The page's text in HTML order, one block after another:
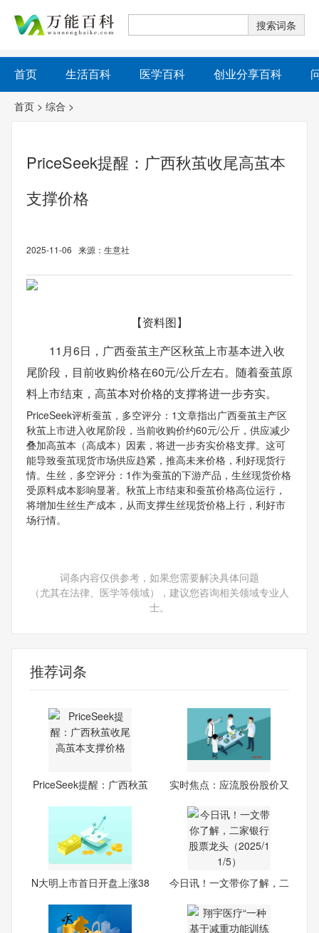
首页 生活百科 医学百科 创业分享百科
首页 > 综合 >
PriceSeek提醒：广西秋茧收尾高茧本
支撑价格
2025-11-06 来源：生意社
【资料图】
11月6日，广西蚕茧主产区秋茧上市基本进入收
尾阶段，目前收购价格在60元/公斤左右。随着蚕茧原
料上市结束，高茧本对价格的支撑将进一步夯实。
PriceSeek评析蚕茧，多空评分：1文章指出广西蚕茧主产区
秋茧上市进入收尾阶段，当前收购价约60元/公斤，供应减少
叠加高茧本（高成本）因素，将进一步夯实价格支撑。这可
能导致蚕茧现货市场供应趋紧，推高未来价格，利好现货行
情。生丝，多空评分：1作为蚕茧的下游产品，生丝现货价格
受原料成本影响显著。秋茧上市结束和蚕茧价格高位运行，
将增加生丝生产成本，从而支撑生丝现货价格上行，利好市
场行情。
词条内容仅供参考，如果您需要解决具体问题
（尤其在法律、医学等领域），建议您咨询相关领域专业人
士。
推荐词条
PriceSeek提醒：广西秋茧
实时焦点：应流股份股价又
N大明上市首日开盘上涨38
今日讯！一文带你了解，二